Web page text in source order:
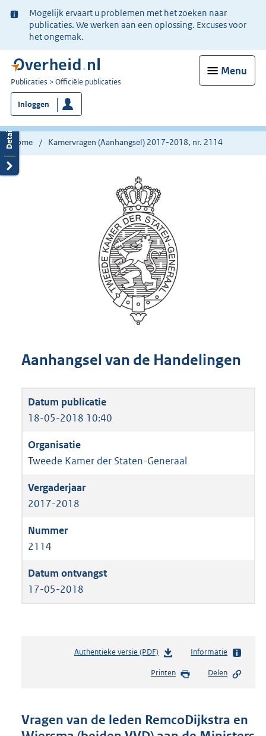
Ter
informatie:
Mogelijk ervaart u problemen met het zoeken naar
publicaties. We werken aan een oplossing. Excuses voor
het ongemak.
Menu
U
bent
nu
hier:
Publicaties Officiële publicaties
Inloggen
Home Kamervragen (Aanhangsel) 2017-2018, nr. 2114
Aanhangsel van de Handelingen
18-05-2018 10:40
Tweede Kamer der Staten-Generaal
2017-2018
2114
17-05-2018
Authentieke versie (PDF)b
s
d
Informatie
Printen Delen
Vragen van de leden RemcoDijkstra en